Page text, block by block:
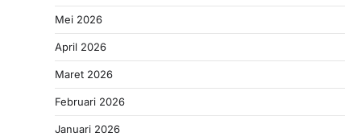
Mei 2026
April 2026
Maret 2026
Februari 2026
Januari 2026